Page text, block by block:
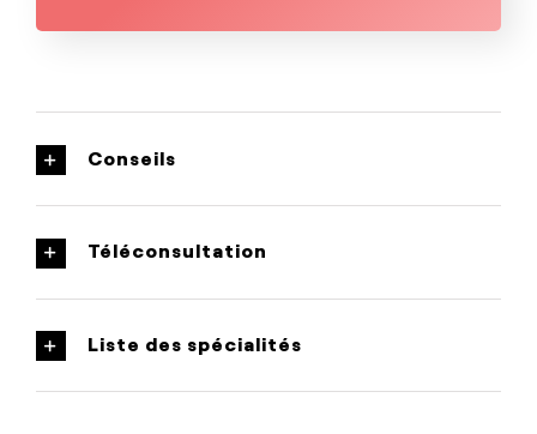
Conseils
Téléconsultation
Liste des spécialités